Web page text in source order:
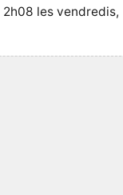
2h08 les vendredis,